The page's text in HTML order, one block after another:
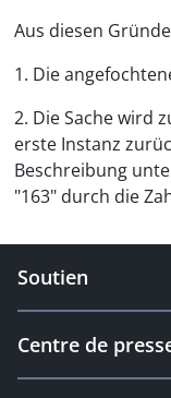
Aus diesen
1. Die
2. Die Sache wird
erste Instanz
Beschreibung
"163" durch die
Soutien
Centre de